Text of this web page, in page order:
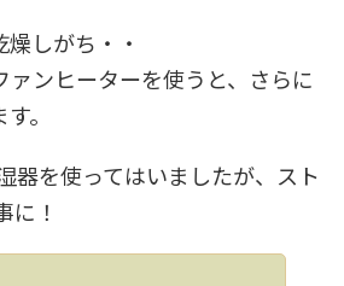
しがち・・
ァンヒーターを使うと、さらに
。
器を使ってはいましたが、スト
に！